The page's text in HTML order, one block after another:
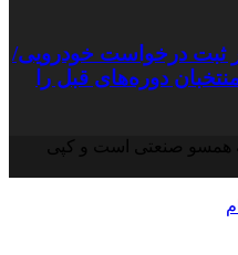
ثبت درخواست خودرویی/
دوره‌های قبل را
همسو صنعتی است و کپی